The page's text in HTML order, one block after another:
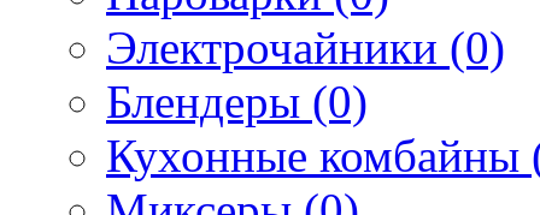
Электрочайники (0)
Блендеры (0)
Кухонные комбайны